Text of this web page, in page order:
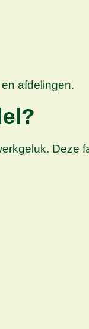
afdelingen.
Deze